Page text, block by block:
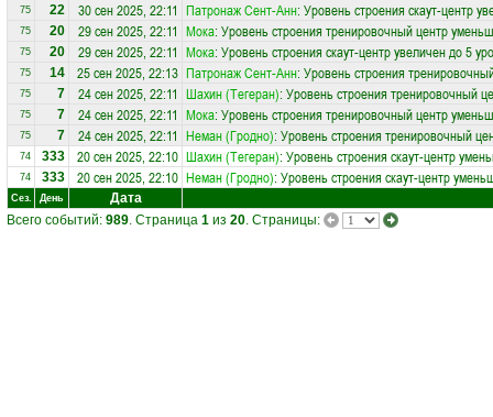
75 22 30 сен 2025, 22:11 Патронаж Сент-Анн: Уровень строения скаут-центр
75 20 29 сен 2025, 22:11 Мока: Уровень строения тренировочный центр
75 20 29 сен 2025, 22:11 Мока: Уровень строения скаут-центр увеличен до 5
75 14 25 сен 2025, 22:13 Патронаж Сент-Анн: Уровень строения
75 7 24 сен 2025, 22:11 Шахин (Тегеран): Уровень строения тренировочный
75 7 24 сен 2025, 22:11 Мока: Уровень строения тренировочный центр
75 7 24 сен 2025, 22:11 Неман (Гродно): Уровень строения тренировочный
74 333 20 сен 2025, 22:10 Шахин (Тегеран): Уровень строения скаут-центр
74 333 20 сен 2025, 22:10 Неман (Гродно): Уровень строения скаут-центр
Сез. День
Дата
Всего событий: 989. Страница 1 из 20. Страницы: